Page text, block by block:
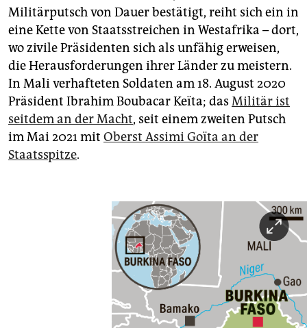
Militärputsch von Dauer bestätigt, reiht sich ein in
eine Kette von Staatsstreichen in Westafrika – dort,
wo zivile Präsidenten sich als unfähig erweisen,
die Herausforderungen ihrer Länder zu meistern.
In Mali verhafteten Soldaten am 18. August 2020
Präsident Ibrahim Boubacar Keïta; das Militär ist
seitdem an der Macht, seit einem zweiten Putsch
im Mai 2021 mit Oberst Assimi Goïta an der
Staatsspitze.